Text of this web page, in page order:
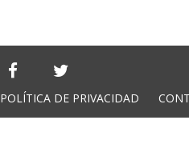
POLÍTICA DE PRIVACIDAD